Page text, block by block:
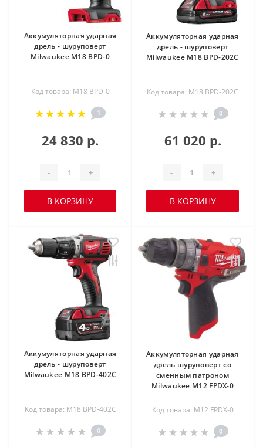
Аккумуляторная ударная
дрель - шуруповерт
Milwaukee M18 BPD-0
Код товара: M18 BPD-0
1
24 830 р.
- +
В КОРЗИНУ
Аккумуляторная ударная
дрель - шуруповерт
Milwaukee M18 BPD-202C
Код товара: M18 BPD-202C
0
61 020 р.
- +
В КОРЗИНУ
Аккумуляторная ударная
дрель - шуруповерт
Milwaukee M18 BPD-402C
Код товара: M18 BPD-402C
0
Аккумуляторная ударная
дрель шуруповерт со
сменным патроном
Milwaukee M12 FPDX-0
Код товара: M12 FPDX-0
0